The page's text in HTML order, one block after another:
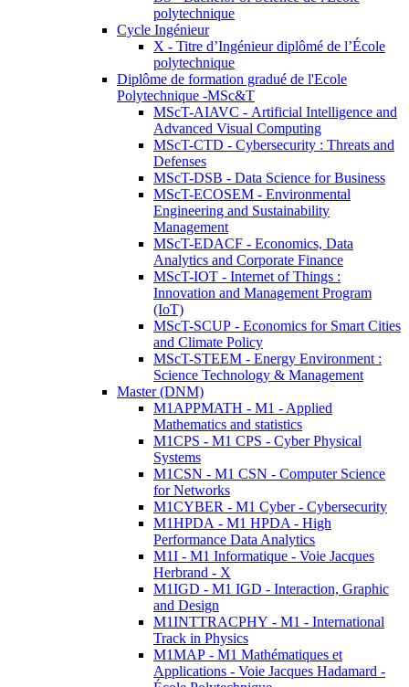
polytechnique
Cycle Ingénieur
X - Titre d’Ingénieur diplômé de l’École
polytechnique
Diplôme de formation gradué de l'Ecole
Polytechnique -MSc&T
MScT-AIAVC - Artificial Intelligence and
Advanced Visual Computing
MScT-CTD - Cybersecurity : Threats and
Defenses
MScT-DSB - Data Science for Business
MScT-ECOSEM - Environmental
Engineering and Sustainability
Management
MScT-EDACF - Economics, Data
Analytics and Corporate Finance
MScT-IOT - Internet of Things :
Innovation and Management Program
(IoT)
MScT-SCUP - Economics for Smart Cities
and Climate Policy
MScT-STEEM - Energy Environment :
Science Technology & Management
Master (DNM)
M1APPMATH - M1 - Applied
Mathematics and statistics
M1CPS - M1 CPS - Cyber Physical
Systems
M1CSN - M1 CSN - Computer Science
for Networks
M1CYBER - M1 Cyber - Cybersecurity
M1HPDA - M1 HPDA - High
Performance Data Analytics
M1I - M1 Informatique - Voie Jacques
Herbrand - X
M1IGD - M1 IGD - Interaction, Graphic
and Design
M1INTTRACPHY - M1 - International
Track in Physics
M1MAP - M1 Mathématiques et
Applications - Voie Jacques Hadamard -